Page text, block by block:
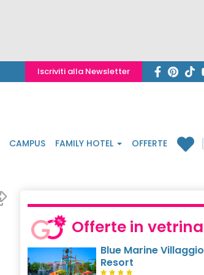
Iscriviti alla Newsletter
CAMPUS FAMILY HOTEL OFFERTE
Offerte in vetrina
Blue Marine Villaggio
Resort